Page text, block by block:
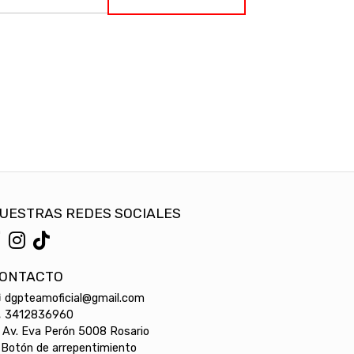
REDES SOCIALES
dgpteamoficial@gmail.com
3412836960
Av. Eva Perón 5008 Rosario
de arrepentimiento